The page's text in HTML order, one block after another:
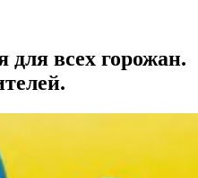
всех горожан.